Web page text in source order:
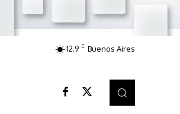
12.9 C Buenos Aires